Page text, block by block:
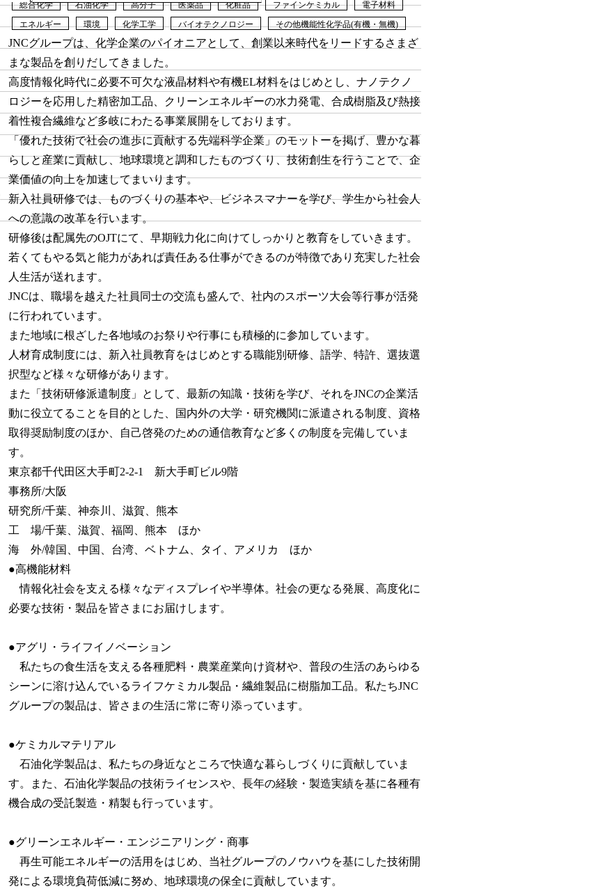
総合化学 石油化学 高分子 医薬品 化粧品 ファインケミカル
電子材料
エネルギー
環境 化学工学 バイオテクノロジー その他機能性化学品(有機・無機)
JNCグループは、化学企業のパイオニアとして、創業以来時代をリードするさまざ
まな製品を創りだしてきました。
高度情報化時代に必要不可欠な液晶材料や有機EL材料をはじめとし、ナノテクノ
ロジーを応用した精密加工品、クリーンエネルギーの水力発電、合成樹脂及び熱接
着性複合繊維など多岐にわたる事業展開をしております。
「優れた技術で社会の進歩に貢献する先端科学企業」のモットーを掲げ、豊かな暮
らしと産業に貢献し、地球環境と調和したものづくり、技術創生を行うことで、企
業価値の向上を加速してまいります。
新入社員研修では、ものづくりの基本や、ビジネスマナーを学び、学生から社会人
への意識の改革を行います。
研修後は配属先のOJTにて、早期戦力化に向けてしっかりと教育をしていきます。
若くてもやる気と能力があれば責任ある仕事ができるのが特徴であり充実した社会
人生活が送れます。
JNCは、職場を越えた社員同士の交流も盛んで、社内のスポーツ大会等行事が活発
に行われています。
また地域に根ざした各地域のお祭りや行事にも積極的に参加しています。
人材育成制度には、新入社員教育をはじめとする職能別研修、語学、特許、選抜選
択型など様々な研修があります。
また「技術研修派遣制度」として、最新の知識・技術を学び、それをJNCの企業活
動に役立てることを目的とした、国内外の大学・研究機関に派遣される制度、資格
取得奨励制度のほか、自己啓発のための通信教育など多くの制度を完備していま
す。
東京都千代田区大手町2-2-1 新大手町ビル9階
事務所/大阪
研究所/千葉、神奈川、滋賀、熊本
工 場/千葉、滋賀、福岡、熊本 ほか
海 外/韓国、中国、台湾、ベトナム、タイ、アメリカ ほか
●高機能材料
情報化社会を支える様々なディスプレイや半導体。社会の更なる発展、高度化に
必要な技術・製品を皆さまにお届けします。
●アグリ・ライフイノベーション
私たちの食生活を支える各種肥料・農業産業向け資材や、普段の生活のあらゆる
シーンに溶け込んでいるライフケミカル製品・繊維製品に樹脂加工品。私たちJNC
グループの製品は、皆さまの生活に常に寄り添っています。
●ケミカルマテリアル
石油化学製品は、私たちの身近なところで快適な暮らしづくりに貢献していま
す。また、石油化学製品の技術ライセンスや、長年の経験・製造実績を基に各種有
機合成の受託製造・精製も行っています。
●グリーンエネルギー・エンジニアリング・商事
再生可能エネルギーの活用をはじめ、当社グループのノウハウを基にした技術開
発による環境負荷低減に努め、地球環境の保全に貢献しています。